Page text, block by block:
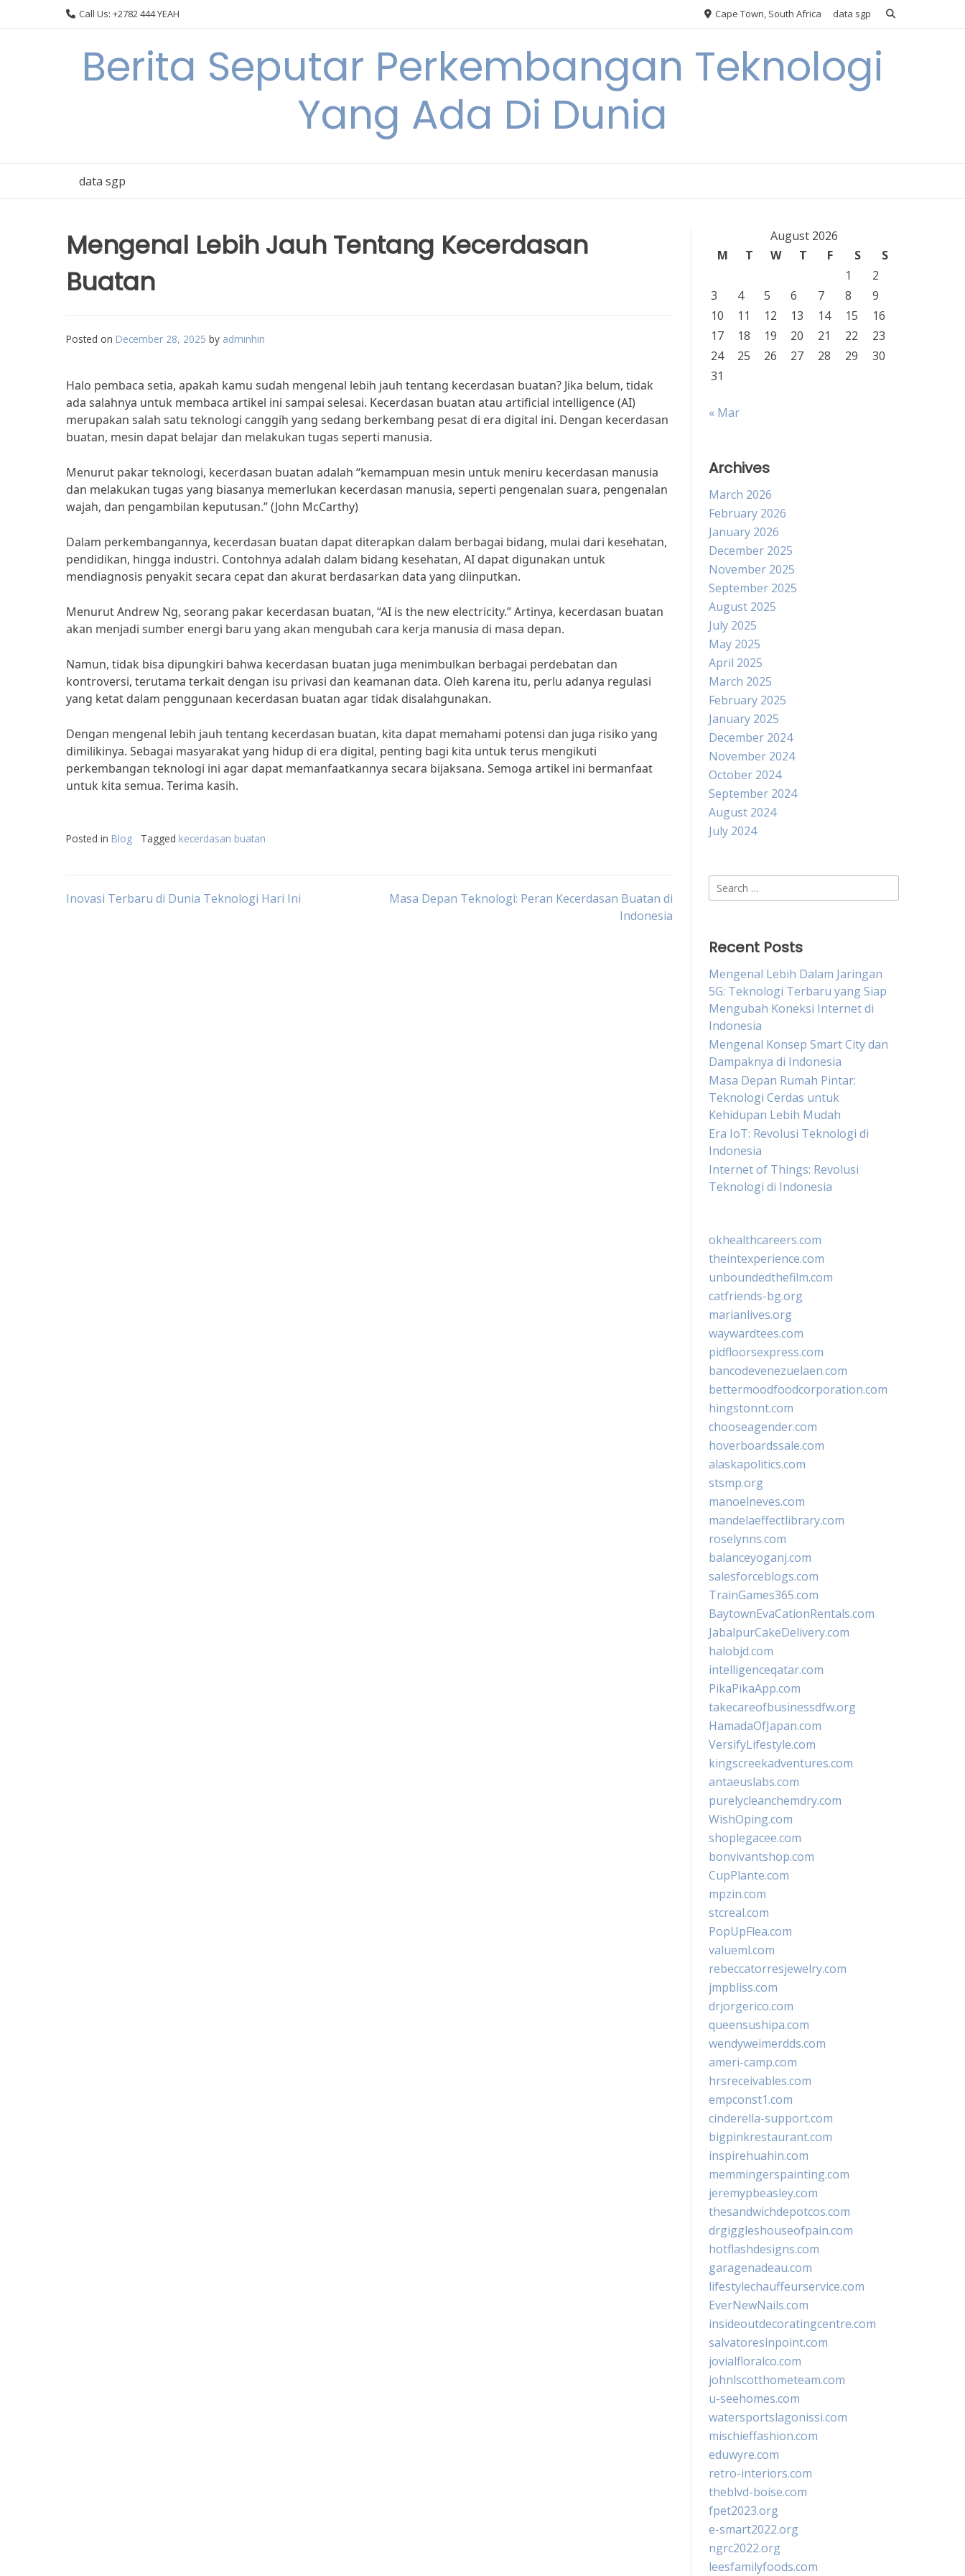
Call Us: +2782 444 YEAH Cape Town, South Africa data sgp
Berita Seputar Perkembangan Teknologi
Yang Ada Di Dunia
data sgp
Mengenal Lebih Jauh Tentang Kecerdasan
Buatan
Posted on December 28, 2025 by adminhin
Halo pembaca setia, apakah kamu sudah mengenal lebih jauh tentang kecerdasan buatan? Jika belum, tidak
ada salahnya untuk membaca artikel ini sampai selesai. Kecerdasan buatan atau artificial intelligence (AI)
merupakan salah satu teknologi canggih yang sedang berkembang pesat di era digital ini. Dengan kecerdasan
buatan, mesin dapat belajar dan melakukan tugas seperti manusia.
Menurut pakar teknologi, kecerdasan buatan adalah “kemampuan mesin untuk meniru kecerdasan manusia
dan melakukan tugas yang biasanya memerlukan kecerdasan manusia, seperti pengenalan suara, pengenalan
wajah, dan pengambilan keputusan.” (John McCarthy)
Dalam perkembangannya, kecerdasan buatan dapat diterapkan dalam berbagai bidang, mulai dari kesehatan,
pendidikan, hingga industri. Contohnya adalah dalam bidang kesehatan, AI dapat digunakan untuk
mendiagnosis penyakit secara cepat dan akurat berdasarkan data yang diinputkan.
Menurut Andrew Ng, seorang pakar kecerdasan buatan, “AI is the new electricity.” Artinya, kecerdasan buatan
akan menjadi sumber energi baru yang akan mengubah cara kerja manusia di masa depan.
Namun, tidak bisa dipungkiri bahwa kecerdasan buatan juga menimbulkan berbagai perdebatan dan
kontroversi, terutama terkait dengan isu privasi dan keamanan data. Oleh karena itu, perlu adanya regulasi
yang ketat dalam penggunaan kecerdasan buatan agar tidak disalahgunakan.
Dengan mengenal lebih jauh tentang kecerdasan buatan, kita dapat memahami potensi dan juga risiko yang
dimilikinya. Sebagai masyarakat yang hidup di era digital, penting bagi kita untuk terus mengikuti
perkembangan teknologi ini agar dapat memanfaatkannya secara bijaksana. Semoga artikel ini bermanfaat
untuk kita semua. Terima kasih.
Posted in Blog Tagged kecerdasan buatan
Post
Inovasi Terbaru di Dunia Teknologi Hari Ini
Masa Depan Teknologi: Peran Kecerdasan Buatan di
Indonesia
August 2026
M
T W T F S
S
1
2
3
4 5 6 7 8
9
10
11 12 13 14 15
16
17
18 19 20 21 22
23
24
25 26 27 28 29
30
31
« Mar
Archives
March 2026
February 2026
January 2026
December 2025
November 2025
September 2025
August 2025
July 2025
May 2025
April 2025
March 2025
February 2025
January 2025
December 2024
November 2024
October 2024
September 2024
August 2024
July 2024
Search
for:
Recent Posts
Mengenal Lebih Dalam Jaringan
5G: Teknologi Terbaru yang Siap
Mengubah Koneksi Internet di
Indonesia
Mengenal Konsep Smart City dan
Dampaknya di Indonesia
Masa Depan Rumah Pintar:
Teknologi Cerdas untuk
Kehidupan Lebih Mudah
Era IoT: Revolusi Teknologi di
Indonesia
Internet of Things: Revolusi
Teknologi di Indonesia
okhealthcareers.com
theintexperience.com
unboundedthefilm.com
catfriends-bg.org
marianlives.org
waywardtees.com
pidfloorsexpress.com
bancodevenezuelaen.com
bettermoodfoodcorporation.com
hingstonnt.com
chooseagender.com
hoverboardssale.com
alaskapolitics.com
stsmp.org
manoelneves.com
mandelaeffectlibrary.com
roselynns.com
balanceyoganj.com
salesforceblogs.com
TrainGames365.com
BaytownEvaCationRentals.com
JabalpurCakeDelivery.com
halobjd.com
intelligenceqatar.com
PikaPikaApp.com
takecareofbusinessdfw.org
HamadaOfJapan.com
VersifyLifestyle.com
kingscreekadventures.com
antaeuslabs.com
purelycleanchemdry.com
WishOping.com
shoplegacee.com
bonvivantshop.com
CupPlante.com
mpzin.com
stcreal.com
PopUpFlea.com
valueml.com
rebeccatorresjewelry.com
jmpbliss.com
drjorgerico.com
queensushipa.com
wendyweimerdds.com
ameri-camp.com
hrsreceivables.com
empconst1.com
cinderella-support.com
bigpinkrestaurant.com
inspirehuahin.com
memmingerspainting.com
jeremypbeasley.com
thesandwichdepotcos.com
drgiggleshouseofpain.com
hotflashdesigns.com
garagenadeau.com
lifestylechauffeurservice.com
EverNewNails.com
insideoutdecoratingcentre.com
salvatoresinpoint.com
jovialfloralco.com
johnlscotthometeam.com
u-seehomes.com
watersportslagonissi.com
mischieffashion.com
eduwyre.com
retro-interiors.com
theblvd-boise.com
fpet2023.org
e-smart2022.org
ngrc2022.org
leesfamilyfoods.com